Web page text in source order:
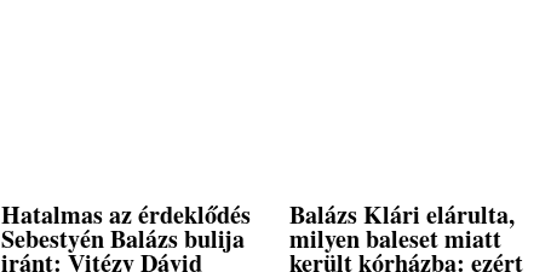
Hatalmas az érdeklődés
Sebestyén Balázs bulija
iránt: Vitézy Dávid
Balázs Klári elárulta,
milyen baleset miatt
került kórházba: ezért